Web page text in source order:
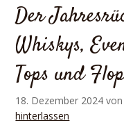
Der
Whiskys,
Tops und
18. Dezember 2024
hinterlassen